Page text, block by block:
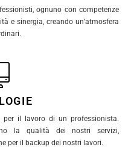
ognuno con competenze
e sinergia, creando un’atmosfera
per il lavoro di un professionista.
la qualità dei nostri servizi,
per il backup dei nostri lavori.